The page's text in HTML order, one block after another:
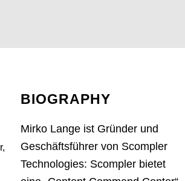
BIOGRAPHY
Mirko Lange ist Gründer und
Geschäftsführer von Scompler
Technologies: Scompler bietet